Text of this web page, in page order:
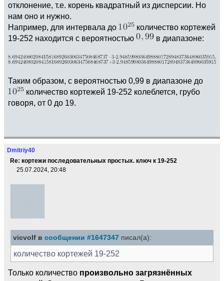
отклонение, т.е. корень квадратный из дисперсии. Но
нам оно и нужно.
Например, для интервала до
количество кортежей
19-252 находится с вероятностью
в диапазоне:
Таким образом, с вероятностью 0,99 в диапазоне до
количество кортежей 19-252 колеблется, грубо
говоря, от 0 до 19.
Dmitriy40
Re: кортежи последовательных простых. ключ к 19-252
25.07.2024, 20:48
vicvolf в сообщении #1647347 писал(а):
количество кортежей 19-252
Только количество произвольно загрязнённых